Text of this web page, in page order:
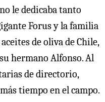
le dedicaba tanto
Forus y la familia
de oliva de Chile,
hermano Alfonso. Al
de directorio,
tiempo en el campo.